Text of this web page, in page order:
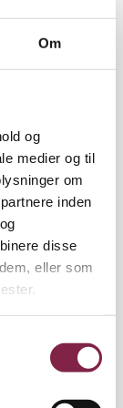
Om
og
medier og til
om
inden
disse
eller som
at
tid arbejdet
for
af
videre til
en
op ad et
om
the
former for